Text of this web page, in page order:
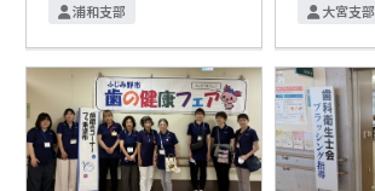
浦和支部 大宮支部